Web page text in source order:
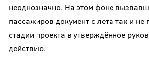
неоднозначно. На этом фоне
пассажиров документ с лета так и не
стадии проекта в утверждённое
действию.